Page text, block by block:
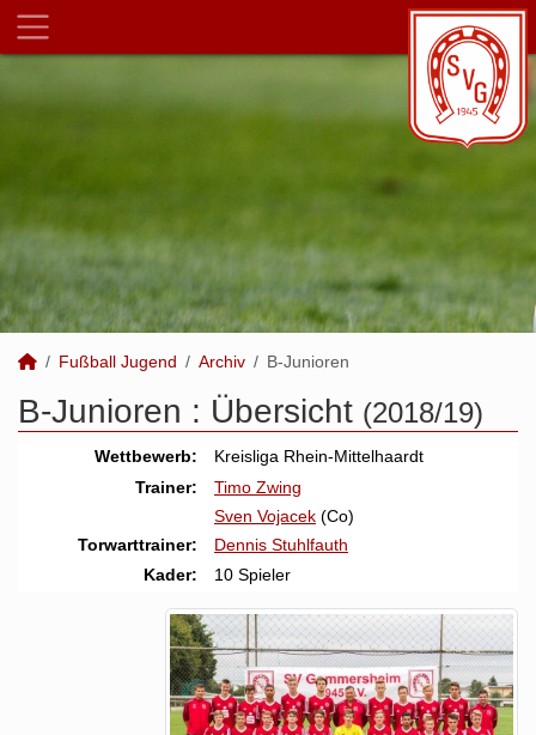
Fußball Jugend Archiv B-Junioren
B-Junioren : Übersicht (2018/19)
Wettbewerb:
Kreisliga Rhein-Mittelhaardt
Trainer:
Timo Zwing
Sven Vojacek (Co)
Torwarttrainer:
Dennis Stuhlfauth
Kader:
10 Spieler